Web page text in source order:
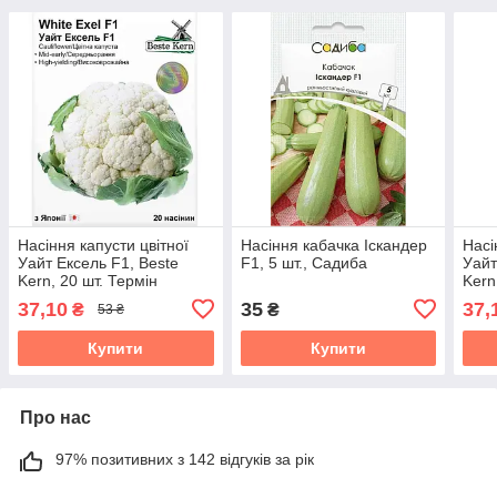
Насіння капусти цвітної
Уайт Ексель F1, Beste
Kern, 20 шт. Термін
придатності до 31.10.2026
37,10 ₴ 53 ₴
Купити
Насіння кабачка Іскандер
F1, 5 шт., Садиба
35₴
Купити
Про нас
97% позитивних з 142 відгуків за рік